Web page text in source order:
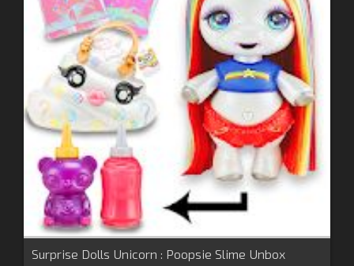
Surprise Dolls Unicorn : Poopsie Slime Unbox